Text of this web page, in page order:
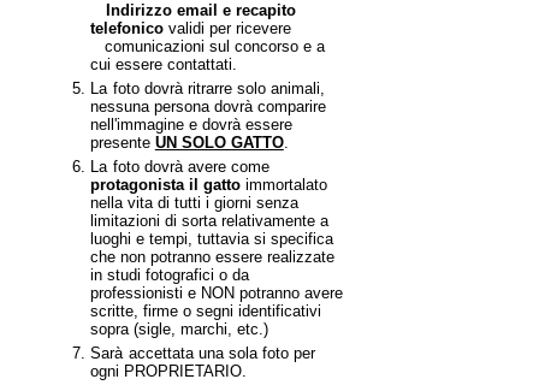
Indirizzo email e recapito
telefonicovalidi per ricevere
comunicazioni sul concorso e a
cui essere contattati.
Lafoto dovrà ritrarre solo animali,
nessuna persona dovrà comparire
nell'immagine e dovrà essere
presente UN SOLO GATTO.
Lafoto dovrà avere come
protagonista il gattoimmortalato
nella vita di tutti i giorni senza
limitazioni di sorta relativamente a
luoghi e tempi, tuttavia si specifica
che non potranno essere realizzate
in studi fotografici o da
professionisti e NON potranno avere
scritte, firme o segni identificativi
sopra (sigle, marchi, etc.)
Saràaccettata una sola foto per
ogni PROPRIETARIO.